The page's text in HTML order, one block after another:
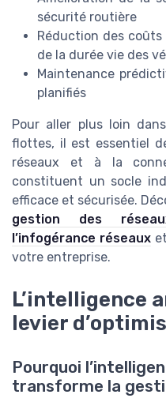
sécurité routière
Réduction des
de la durée vie des
Maintenance
planifiés
Pour aller plus loin
flottes, il est essentiel
réseaux et à la
constituent un socle
efficace et sécurisée.
gestion des
l’infogérance réseauxet
votre entreprise.
L’intelligence
levier
Pourquoi
transforme la